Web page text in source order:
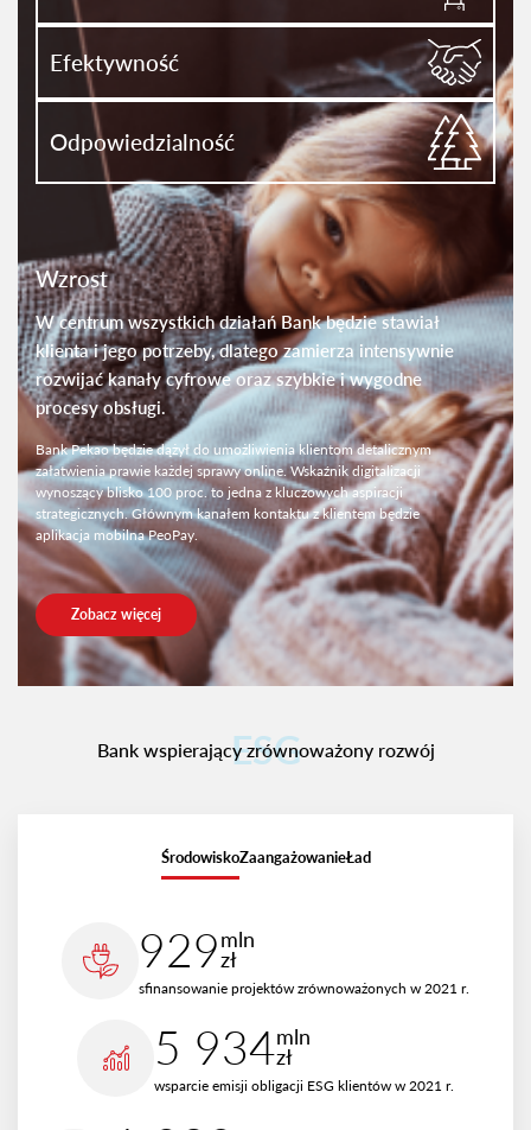
Efektywność
Odpowiedzialność
Wzrost
W centrum wszystkich działań Bank będzie stawiał
klienta i jego potrzeby, dlatego zamierza intensywnie
rozwijać kanały cyfrowe oraz szybkie i wygodne
procesy obsługi.
Bank Pekao będzie dążył do umożliwienia klientom detalicznym
załatwienia prawie każdej sprawy online. Wskaźnik digitalizacji
wynoszący blisko 100 proc. to jedna z kluczowych aspiracji
strategicznych. Głównym kanałem kontaktu z klientem będzie
aplikacja mobilna PeoPay.
Zobacz więcej
ESG
Bank wspierający zrównoważony rozwój
ŚrodowiskoZaangażowanieŁad
929mln
zł
sfinansowanie projektów zrównoważonych w 2021 r.
5 934mln
zł
wsparcie emisji obligacji ESG klientów w 2021 r.